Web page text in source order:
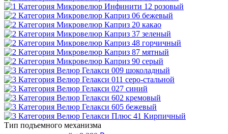
Тип подъемного механизма